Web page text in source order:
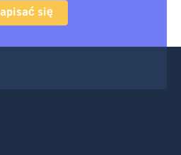
się